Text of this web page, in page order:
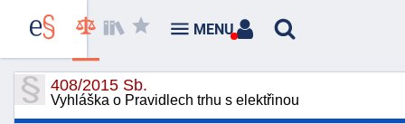
408/2015 Sb.
Vyhláška o Pravidlech trhu s elektřinou
MENU